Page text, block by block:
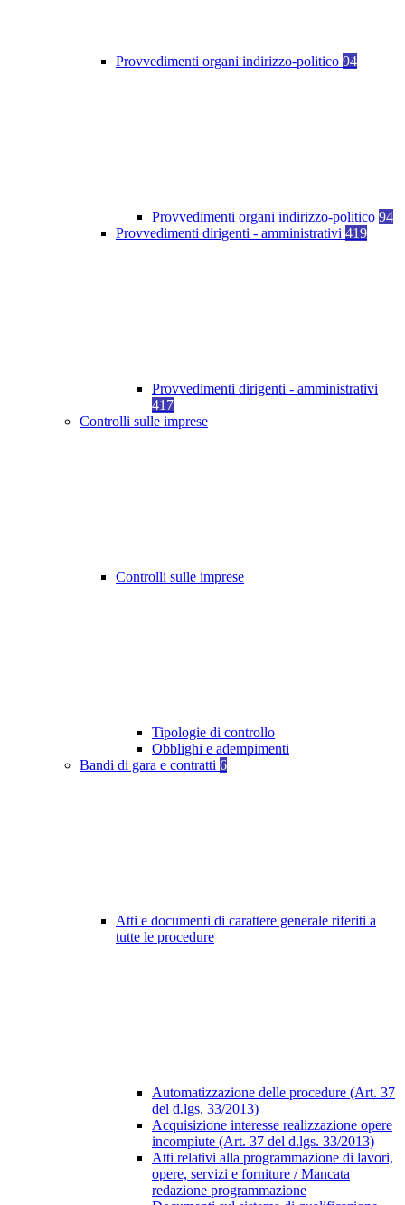
Provvedimenti organi indirizzo-politico 94
Provvedimenti organi indirizzo-politico 94
Provvedimenti dirigenti - amministrativi 419
Provvedimenti dirigenti - amministrativi
417
Controlli sulle imprese
Controlli sulle imprese
Tipologie di controllo
Obblighi e adempimenti
Bandi di gara e contratti 6
Atti e documenti di carattere generale riferiti a
tutte le procedure
Automatizzazione delle procedure (Art. 37
del d.lgs. 33/2013)
Acquisizione interesse realizzazione opere
incompiute (Art. 37 del d.lgs. 33/2013)
Atti relativi alla programmazione di lavori,
opere, servizi e forniture / Mancata
redazione programmazione